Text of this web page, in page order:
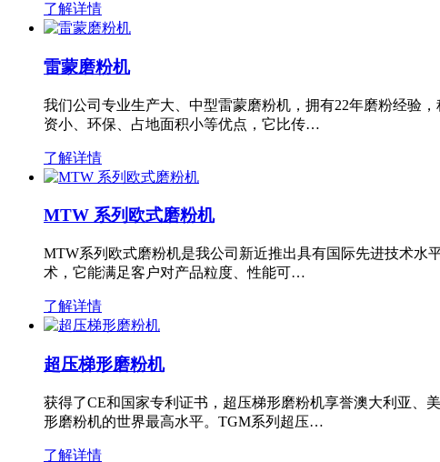
了解详情
雷蒙磨粉机
我们公司专业生产大、中型雷蒙磨粉机，拥有22年磨粉经验
资小、环保、占地面积小等优点，它比传…
了解详情
MTW 系列欧式磨粉机
MTW系列欧式磨粉机是我公司新近推出具有国际先进技术
术，它能满足客户对产品粒度、性能可…
了解详情
超压梯形磨粉机
获得了CE和国家专利证书，超压梯形磨粉机享誉澳大利亚、
形磨粉机的世界最高水平。TGM系列超压…
了解详情